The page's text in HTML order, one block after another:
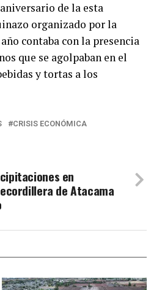
de la esta
organizado por la
contaba con la presencia
que se agolpaban en el
y tortas a los
CRISIS ECONÓMICA
en
de Atacama